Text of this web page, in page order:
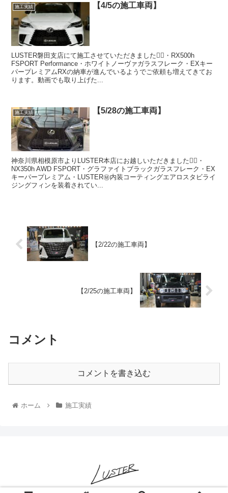
施工実績 【4/5の施工車両】
LUSTER磐田支店にて施工させていただきました🙇‍♂️・RX500h
FSPORT Performance・ホワイトノーヴァガラスフレーク・EXキー
パープレミアムRXの納車が進んでいるようでご依頼も増えてきてお
ります。動画でも取り上げた...
施工実績 【5/28の施工車両】
神奈川県相模原市よりLUSTER本店にお越しいただきました🙇‍♂️・
NX350h AWD FSPORT・グラファイトブラックガラスフレーク・EX
キーパープレミアム・LUSTER㊙️内装コーティングエアロスタビライ
ジングフィンを装着されてい...
【2/22の施工車両】
【2/25の施工車両】
コメント
コメントを書き込む
ホーム 施工実績